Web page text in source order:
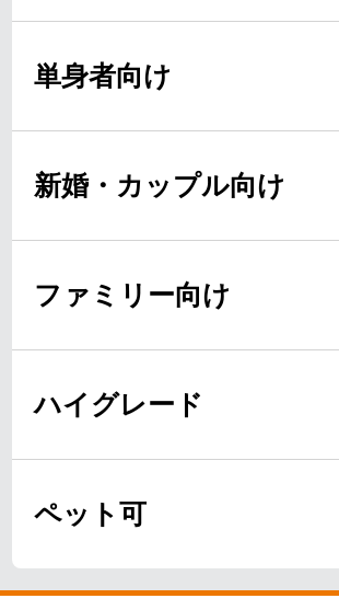
単身者向け
新婚・カップル向け
ファミリー向け
ハイグレード
ペット可